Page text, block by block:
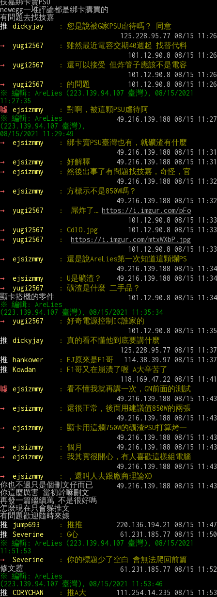
技嘉綁卡賣PSU
newegg一堆評論都是綁卡購買的
推
dickyjay : 您是說被G家PSU虐待嗎？ 同意
→ yugi2567 : 雖然最近電容交期40週起 找替代料
→ yugi2567 : 還可以接受 但炸管子應該不是電容
→ yugi2567
: 的問題
※ 編輯: AreLies (223.139.94.107 臺灣), 08/15/2021
11:27:35
噓
ejsizmmy
: 對啊，被這顆PSU虐待阿
※ 編輯: AreLies
(223.139.94.107 臺灣),
08/15/2021 11:29:49
→
ejsizmmy : 綁卡賣PSU臺灣也有，就礦渣有什麼
→ ejsizmmy
: 好解釋
→
ejsizmmy : 然後出事了有問題找技嘉，奇怪，官
→ ejsizmmy : 方標示不是850W嗎？
→ yugi2567 :  屌炸了… https://i.imgur.com/pFo
→ yugi2567
: CdlO.jpg
→
yugi2567 : https://i.imgur.com/mtxWXbP.jpg
→ ejsizmmy : 還是說AreLies第一次知道這顆爛PS
→ ejsizmmy
: U是礦渣？
→
yugi2567
: 礦渣是什麼 二手品？
※ 編輯: AreLies
(223.139.94.107 臺灣), 08/15/2021 11:35:34
→
yugi2567 : 好奇電源控制IC誰家的
推 dickyjay : 真的看不懂他到底要講什麼
推 hankower
: EJ原來是F1哥
推
Kowdan : F1哥又在崩潰了喔 A大辛苦了
噓 ejsizmmy : 看不懂我就再講一次，GN前面的測試
→ ejsizmmy : 還很正常，後面用建議值850W的兩張
→ ejsizmmy : 顯卡用這爛750W的礦渣PSU打算烤一
→ ejsizmmy
: 個月
→
ejsizmmy : 我其實很開心，有人喜歡這樣組電腦
→ ejsizmmy
: ，還叫人去跟廠商理論XD
你也不過只是個刪文仔而已
你這麼厲害 當初幹嘛刪文
再發一篇繼續罵 不是很好嗎
怎麼現在只會躲推文
推
jump693
: 推推
推
Severine
: G心
※ 編輯: AreLies (223.139.94.107 臺灣), 08/15/2021
11:51:53
→
Severine
: 你的標題少了空白 會無法爬回前篇
※ 編輯: AreLies
(223.139.94.107 臺灣), 08/15/2021 11:53:46
推
CORYCHAN
: 推A大